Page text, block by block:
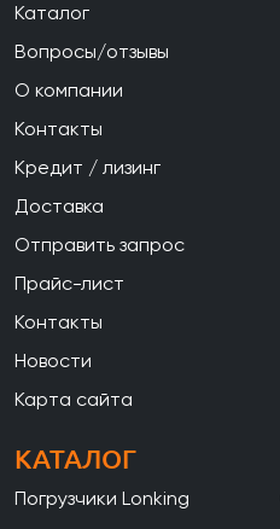
Каталог
Вопросы/отзывы
О компании
Контакты
Кредит / лизинг
Доставка
Отправить запрос
Прайс-лист
Контакты
Новости
Карта сайта
КАТАЛОГ
Погрузчики Lonking